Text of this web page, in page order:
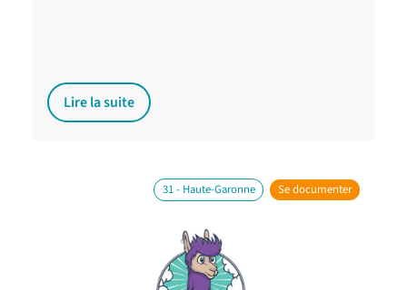
Lire la suite
31 - Haute-Garonne Se documenter